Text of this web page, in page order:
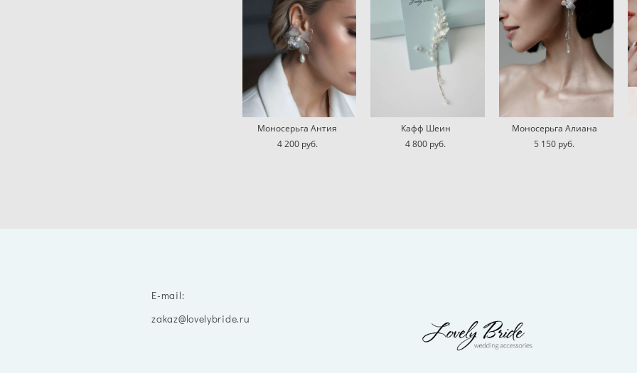
Моносерьга Антия
4 200 pуб.
Кафф Шеин
4 800 pуб.
Моносерьга Алиана
5 150 pуб.
E-mail:
zakaz@lovelybride.ru